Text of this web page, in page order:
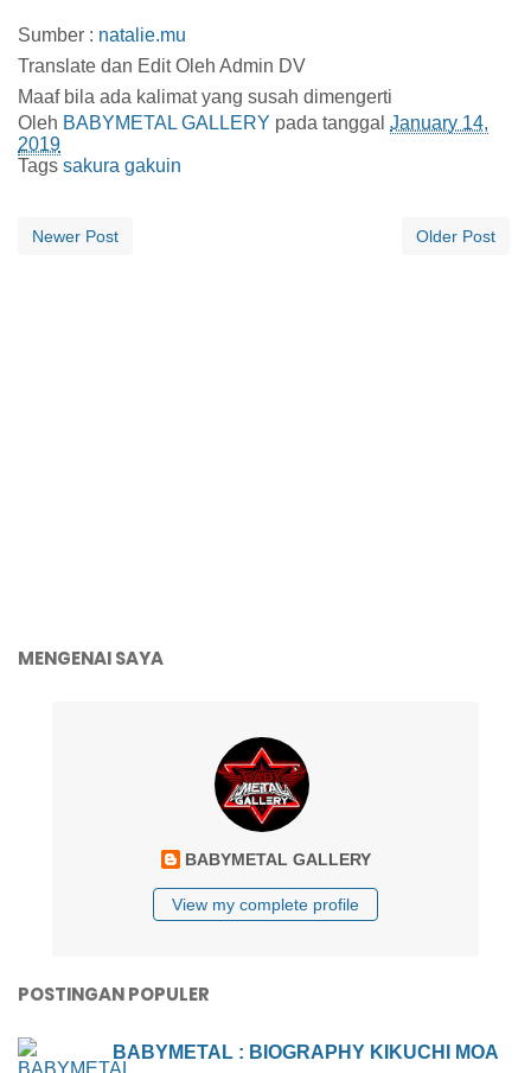
Sumber : natalie.mu
Translate dan Edit Oleh Admin DV
Maaf bila ada kalimat yang susah dimengerti
Oleh BABYMETAL GALLERY pada tanggal January 14,
2019
Tags sakura gakuin
Newer Post Older Post
MENGENAI SAYA
BABYMETAL GALLERY
View my complete profile
POSTINGAN POPULER
BABYMETAL : BIOGRAPHY KIKUCHI MOA